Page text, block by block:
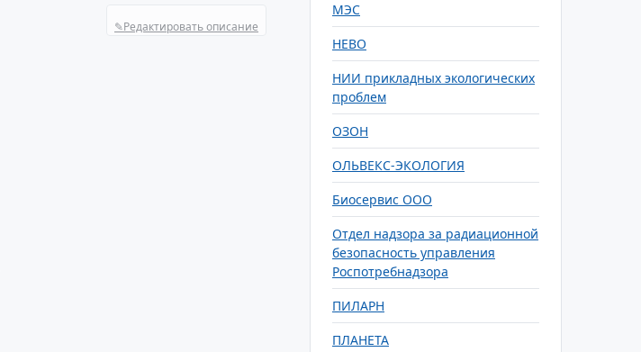
✎Редактировать описание
МЭС
НЕВО
НИИ прикладных экологических
проблем
ОЗОН
ОЛЬВЕКС-ЭКОЛОГИЯ
Биосервис ООО
Отдел надзора за радиационной
безопасность управления
Роспотребнадзора
ПИЛАРН
ПЛАНЕТА